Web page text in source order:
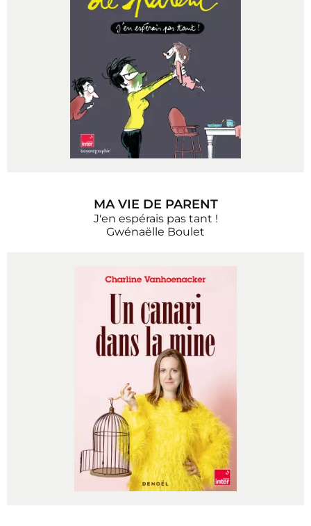
MA VIE DE PARENT
J'en espérais pas tant !
Gwénaëlle Boulet